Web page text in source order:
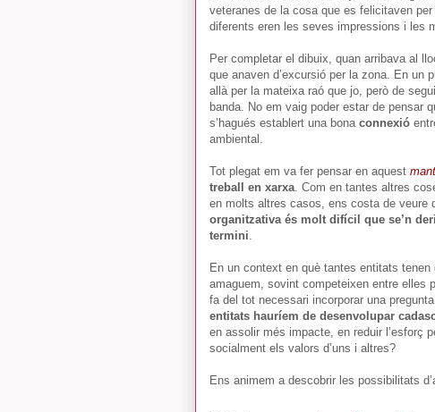
veteranes de la cosa que es felicitaven
diferents eren les seves impressions i les
Per completar el dibuix, quan arribava al
que anaven d’excursió per la zona. En un
allà per la mateixa raó que jo, però de
banda. No em vaig poder estar de pensar
s’hagués establert una bona connexió
ambiental.
Tot plegat em va fer pensar en aquest
treball en xarxa. Com en tantes altres
en molts altres casos, ens costa de veure
organitzativa és molt difícil que se’n
termini.
En un context en què tantes entitats
amaguem, sovint competeixen entre elles
fa del tot necessari incorporar una
entitats hauríem de desenvolupar
en assolir més impacte, en reduir l’esforç
socialment els valors d’uns i altres?
Ens animem a descobrir les possibilitats